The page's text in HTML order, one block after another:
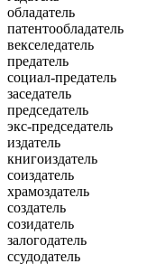
обладатель
патентообладатель
векселедатель
предатель
социал-предатель
заседатель
председатель
экс-председатель
издатель
книгоиздатель
соиздатель
храмоздатель
создатель
созидатель
залогодатель
ссудодатель